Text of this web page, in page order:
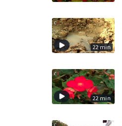
22 min
22 min